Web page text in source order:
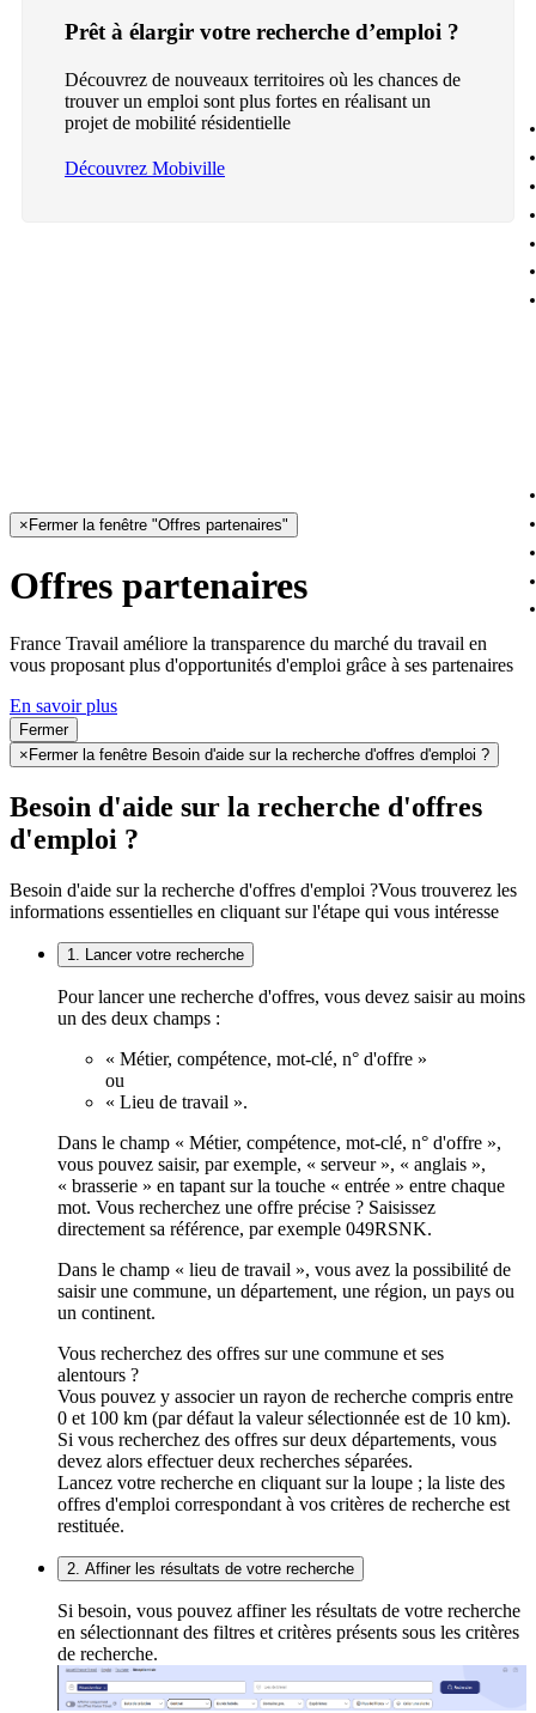
Prêt à élargir votre recherche d’emploi ?
Découvrez de nouveaux territoires où les chances de
trouver un emploi sont plus fortes en réalisant un
projet de mobilité résidentielle
Découvrez Mobiville
× Fermer la fenêtre "Offres partenaires"
Offres partenaires
France Travail améliore la transparence du marché du travail en
vous proposant plus d'opportunités d'emploi grâce à ses partenaires
En savoir plus
Fermer
× Fermer la fenêtre Besoin d'aide sur la recherche d'offres d'emploi ?
Besoin d'aide sur la recherche d'offres
d'emploi ?
Besoin d'aide sur la recherche d'offres d'emploi ?Vous trouverez les
informations essentielles en cliquant sur l'étape qui vous intéresse
1. Lancer votre recherche
Pour lancer une recherche d'offres, vous devez saisir au moins
un des deux champs :
« Métier, compétence, mot-clé, n° d'offre »
ou
« Lieu de travail ».
Dans le champ « Métier, compétence, mot-clé, n° d'offre »,
vous pouvez saisir, par exemple, « serveur », « anglais »,
« brasserie » en tapant sur la touche « entrée » entre chaque
mot. Vous recherchez une offre précise ? Saisissez
directement sa référence, par exemple 049RSNK.
Dans le champ « lieu de travail », vous avez la possibilité de
saisir une commune, un département, une région, un pays ou
un continent.
Vous recherchez des offres sur une commune et ses
alentours ?
Vous pouvez y associer un rayon de recherche compris entre
0 et 100 km (par défaut la valeur sélectionnée est de 10 km).
Si vous recherchez des offres sur deux départements, vous
devez alors effectuer deux recherches séparées.
Lancez votre recherche en cliquant sur la loupe ; la liste des
offres d'emploi correspondant à vos critères de recherche est
restituée.
2. Affiner les résultats de votre recherche
Si besoin, vous pouvez affiner les résultats de votre recherche
en sélectionnant des filtres et critères présents sous les critères
de recherche.